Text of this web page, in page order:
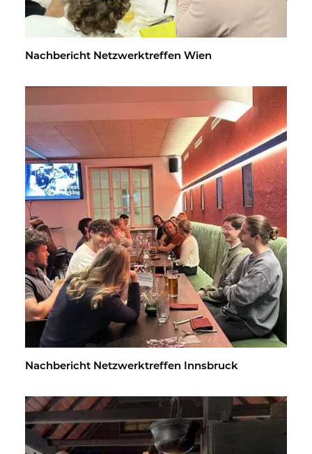
Nach­be­richt Netz­werk­tref­fen Wien
Nach­be­richt Netz­werk­tref­fen Inns­bruck